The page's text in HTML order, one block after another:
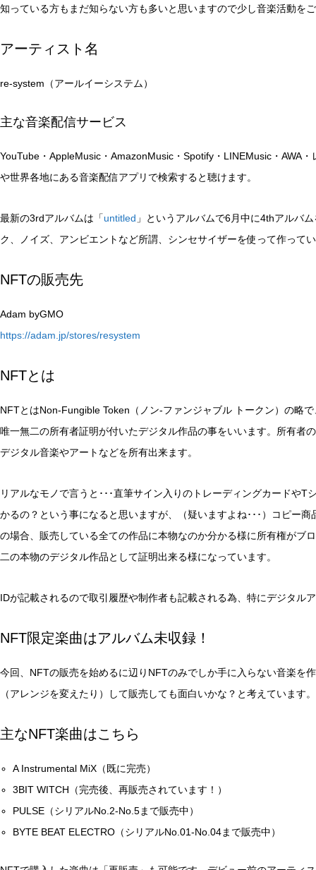
知っている方もまだ知らない方も多いと思いますので少し音楽活動を
アーティスト名
re-system（アールイーシステム）
主な音楽配信サービス
YouTube・AppleMusic・AmazonMusic・Spotify・LINEMusic・AWA
や世界各地にある音楽配信アプリで検索すると聴けます。
最新の3rdアルバムは「untitled 」というアルバムで6月中に4thアルバ
ク、ノイズ、アンビエントなど所謂、シンセサイザーを使って作って
NFTの販売先
Adam byGMO
https://adam.jp/stores/resystem
NFTとは
NFTとはNon-Fungible Token（ノン-ファンジャブル トークン）の略
唯一無二の所有者証明が付いたデジタル作品の事をいいます。所有者
デジタル音楽やアートなどを所有出来ます。
リアルなモノで言うと･･･直筆サイン入りのトレーディングカードや
かるの？という事になると思いますが、（疑いますよね･･･）コピー
の場合、販売している全ての作品に本物なのか分かる様に所有権がブ
二の本物のデジタル作品として証明出来る様になっています。
IDが記載されるので取引履歴や制作者も記載される為、特にデジタル
NFT限定楽曲はアルバム未収録！
今回、NFTの販売を始めるに辺りNFTのみでしか手に入らない音楽を
（アレンジを変えたり）して販売しても面白いかな？と考えています。
主なNFT楽曲はこちら
A Instrumental MiX（既に完売）
3BIT WITCH（完売後、再販売されています！）
PULSE（シリアルNo.2-No.5まで販売中）
BYTE BEAT ELECTRO（シリアルNo.01-No.04まで販売中）